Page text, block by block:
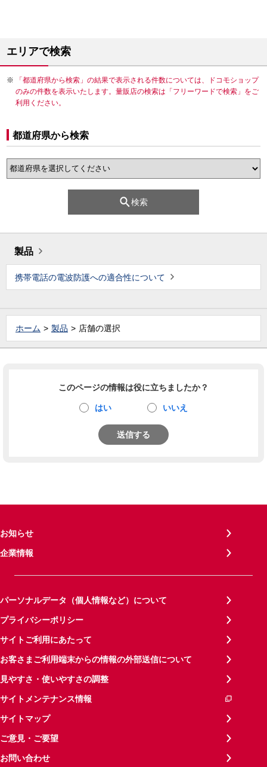
エリアで検索
「都道府県から検索」の結果で表示される件数については、ドコモショップ
のみの件数を表示いたします。量販店の検索は「フリーワードで検索」をご
利用ください。
都道府県から検索
検索
製品
携帯電話の電波防護への適合性について
ホーム 製品 店舗の選択
このページの情報は役に立ちましたか？
はい いいえ
送信する
お知らせ
企業情報
パーソナルデータ（個人情報など）について
プライバシーポリシー
サイトご利用にあたって
お客さまご利用端末からの情報の外部送信について
見やすさ・使いやすさの調整
サイトメンテナンス情報
サイトマップ
ご意見・ご要望
お問い合わせ